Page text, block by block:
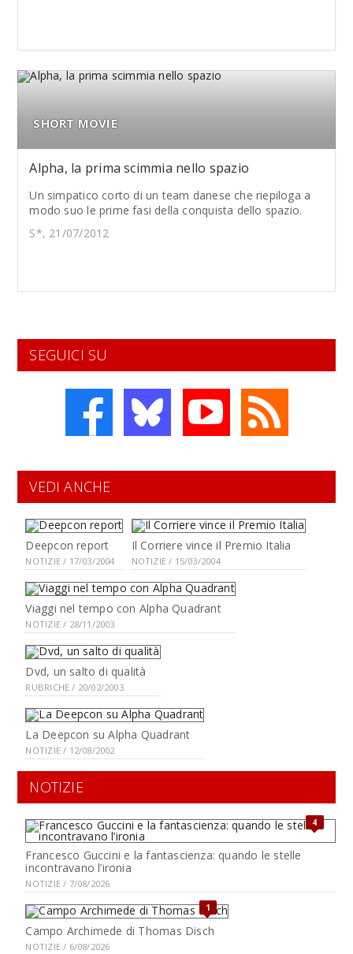
SHORT MOVIE
Alpha, la prima scimmia nello spazio
Un simpatico corto di un team danese che riepiloga a
modo suo le prime fasi della conquista dello spazio.
S*, 21/07/2012
SEGUICI SU
VEDI ANCHE
Deepcon report
NOTIZIE / 17/03/2004
Il Corriere vince il Premio Italia
NOTIZIE / 15/03/2004
Viaggi nel tempo con Alpha Quadrant
NOTIZIE / 28/11/2003
Dvd, un salto di qualità
RUBRICHE / 20/02/2003
La Deepcon su Alpha Quadrant
NOTIZIE / 12/08/2002
NOTIZIE
4
Francesco Guccini e la fantascienza: quando le stelle
incontravano l’ironia
NOTIZIE / 7/08/2026
1
Campo Archimede di Thomas Disch
NOTIZIE / 6/08/2026